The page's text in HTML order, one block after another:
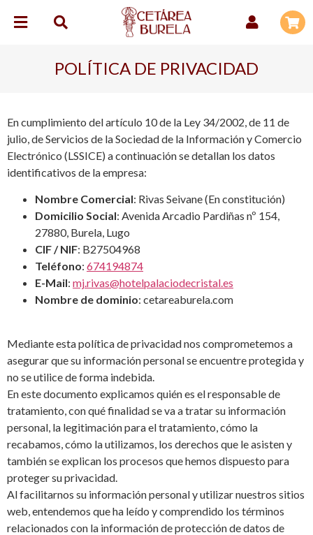
POLÍTICA DE PRIVACIDAD
En cumplimiento del artículo 10 de la Ley 34/2002, de 11 de
julio, de Servicios de la Sociedad de la Información y Comercio
Electrónico (LSSICE) a continuación se detallan los datos
identificativos de la empresa:
Nombre Comercial: Rivas Seivane (En constitución)
Domicilio Social: Avenida Arcadio Pardiñas nº 154,
27880, Burela, Lugo
CIF / NIF: B27504968
Teléfono: 674194874
E-Mail: mj.rivas@hotelpalaciodecristal.es
Nombre de dominio: cetareaburela.com
Mediante esta política de privacidad nos comprometemos a
asegurar que su información personal se encuentre protegida y
no se utilice de forma indebida.
En este documento explicamos quién es el responsable de
tratamiento, con qué finalidad se va a tratar su información
personal, la legitimación para el tratamiento, cómo la
recabamos, cómo la utilizamos, los derechos que le asisten y
también se explican los procesos que hemos dispuesto para
proteger su privacidad.
Al facilitarnos su información personal y utilizar nuestros sitios
web, entendemos que ha leído y comprendido los términos
relacionados con la información de protección de datos de